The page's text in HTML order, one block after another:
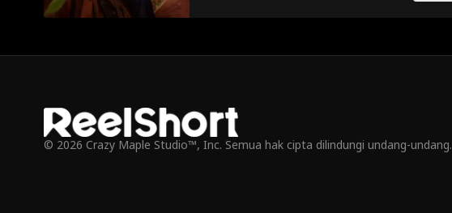
© 2026 Crazy Maple Studio™, Inc. Semua hak cipta dilindungi undang-undang.